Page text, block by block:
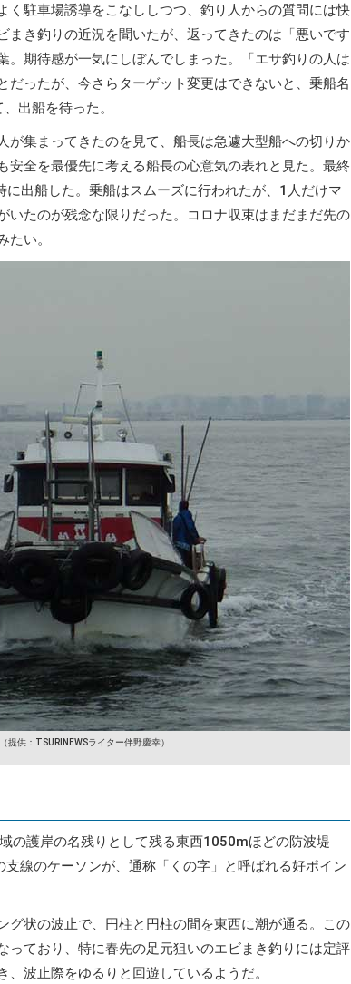
く駐車場誘導をこなししつつ、釣り人からの質問には快
まき釣りの近況を聞いたが、返ってきたのは「悪いです
。期待感が一気にしぼんでしまった。「エサ釣りの人は
だったが、今さらターゲット変更はできないと、乗船名
出船を待った。
が集まってきたのを見て、船長は急遽大型船への切りか
安全を最優先に考える船長の心意気の表れと見た。最終
出船した。乗船はスムーズに行われたが、1人だけマ
いたのが残念な限りだった。コロナ収束はまだまだ先の
い。
（提供：TSURINEWSライター伴野慶幸）
の護岸の名残りとして残る東西1050mほどの防波堤
線のケーソンが、通称「くの字」と呼ばれる好ポイン
グ状の波止で、円柱と円柱の間を東西に潮が通る。この
っており、特に春先の足元狙いのエビまき釣りには定評
波止際をゆるりと回遊しているようだ。